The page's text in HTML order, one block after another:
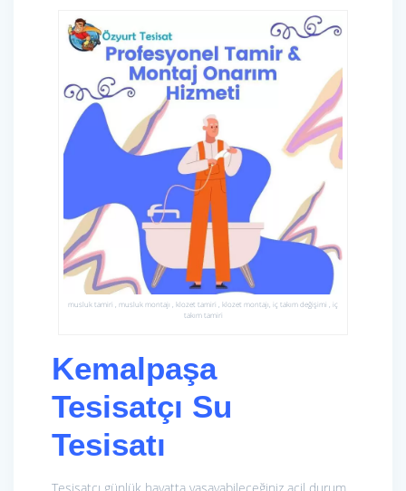
musluk tamiri , musluk montajı , klozet tamiri , klozet montajı, iç takım değişimi , iç
takım tamiri
Kemalpaşa
Tesisatçı Su
Tesisatı
Tesisatçı günlük hayatta yaşayabileceğiniz acil durum